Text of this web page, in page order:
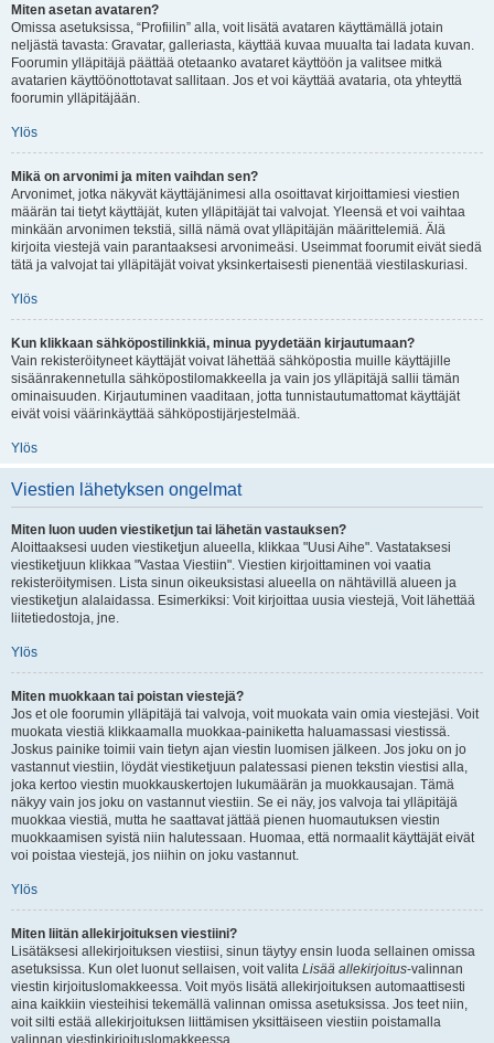
Miten asetan avataren?
Omissa asetuksissa, “Profiilin” alla, voit lisätä avataren käyttämällä jotain
neljästä tavasta: Gravatar, galleriasta, käyttää kuvaa muualta tai ladata kuvan.
Foorumin ylläpitäjä päättää otetaanko avataret käyttöön ja valitsee mitkä
avatarien käyttöönottotavat sallitaan. Jos et voi käyttää avataria, ota yhteyttä
foorumin ylläpitäjään.
Ylös
Mikä on arvonimi ja miten vaihdan sen?
Arvonimet, jotka näkyvät käyttäjänimesi alla osoittavat kirjoittamiesi viestien
määrän tai tietyt käyttäjät, kuten ylläpitäjät tai valvojat. Yleensä et voi vaihtaa
minkään arvonimen tekstiä, sillä nämä ovat ylläpitäjän määrittelemiä. Älä
kirjoita viestejä vain parantaaksesi arvonimeäsi. Useimmat foorumit eivät siedä
tätä ja valvojat tai ylläpitäjät voivat yksinkertaisesti pienentää viestilaskuriasi.
Ylös
Kun klikkaan sähköpostilinkkiä, minua pyydetään kirjautumaan?
Vain rekisteröityneet käyttäjät voivat lähettää sähköpostia muille käyttäjille
sisäänrakennetulla sähköpostilomakkeella ja vain jos ylläpitäjä sallii tämän
ominaisuuden. Kirjautuminen vaaditaan, jotta tunnistautumattomat käyttäjät
eivät voisi väärinkäyttää sähköpostijärjestelmää.
Ylös
Viestien lähetyksen ongelmat
Miten luon uuden viestiketjun tai lähetän vastauksen?
Aloittaaksesi uuden viestiketjun alueella, klikkaa "Uusi Aihe". Vastataksesi
viestiketjuun klikkaa "Vastaa Viestiin". Viestien kirjoittaminen voi vaatia
rekisteröitymisen. Lista sinun oikeuksistasi alueella on nähtävillä alueen ja
viestiketjun alalaidassa. Esimerkiksi: Voit kirjoittaa uusia viestejä, Voit lähettää
liitetiedostoja, jne.
Ylös
Miten muokkaan tai poistan viestejä?
Jos et ole foorumin ylläpitäjä tai valvoja, voit muokata vain omia viestejäsi. Voit
muokata viestiä klikkaamalla muokkaa-painiketta haluamassasi viestissä.
Joskus painike toimii vain tietyn ajan viestin luomisen jälkeen. Jos joku on jo
vastannut viestiin, löydät viestiketjuun palatessasi pienen tekstin viestisi alla,
joka kertoo viestin muokkauskertojen lukumäärän ja muokkausajan. Tämä
näkyy vain jos joku on vastannut viestiin. Se ei näy, jos valvoja tai ylläpitäjä
muokkaa viestiä, mutta he saattavat jättää pienen huomautuksen viestin
muokkaamisen syistä niin halutessaan. Huomaa, että normaalit käyttäjät eivät
voi poistaa viestejä, jos niihin on joku vastannut.
Ylös
Miten liitän allekirjoituksen viestiini?
Lisätäksesi allekirjoituksen viestiisi, sinun täytyy ensin luoda sellainen omissa
asetuksissa. Kun olet luonut sellaisen, voit valita Lisää allekirjoitus-valinnan
viestin kirjoituslomakkeessa. Voit myös lisätä allekirjoituksen automaattisesti
aina kaikkiin viesteihisi tekemällä valinnan omissa asetuksissa. Jos teet niin,
voit silti estää allekirjoituksen liittämisen yksittäiseen viestiin poistamalla
valinnan viestinkirjoituslomakkeessa.